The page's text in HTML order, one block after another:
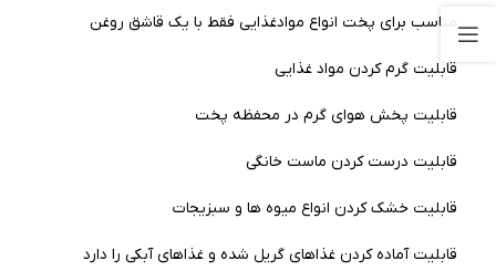
مناسب برای پخت انواع موادغذایی فقط با یک قاشق روغن
قابلیت گرم کردن مواد غذایی
قابلیت پخش هوای گرم در محفظه پخت
قابلیت درست کردن ماست خانگی
قابلیت خشک کردن انواع میوه ها و سبزیجات
قابلیت آماده کردن غذاهای گریل شده و غذاهای آبکی را دارد